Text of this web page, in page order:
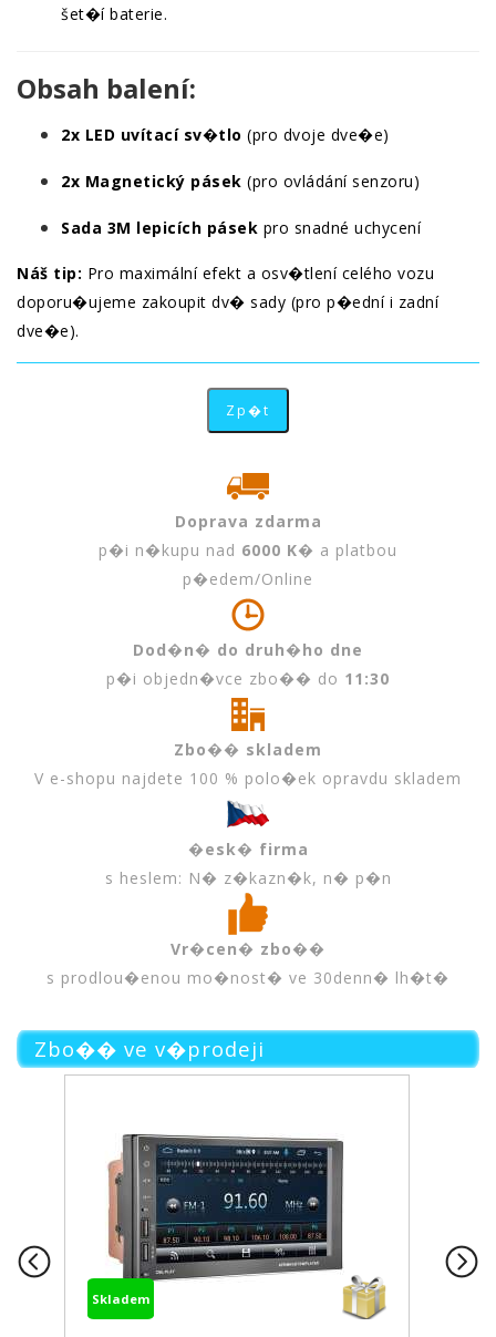
šet�í baterie.
Obsah balení:
2x LED uvítací sv�tlo (pro dvoje dve�e)
2x Magnetický pásek (pro ovládání senzoru)
Sada 3M lepicích pásek pro snadné uchycení
Náš tip: Pro maximální efekt a osv�tlení celého vozu
doporu�ujeme zakoupit dv� sady (pro p�ední i zadní
dve�e).
Doprava zdarma
p�i n�kupu nad 6000 K� a platbou
p�edem/Online
Dod�n� do druh�ho dne
p�i objedn�vce zbo�� do 11:30
Zbo�� skladem
V e-shopu najdete 100 % polo�ek opravdu skladem
�esk� firma
s heslem: N� z�kazn�k, n� p�n
Vr�cen� zbo��
s prodlou�enou mo�nost� ve 30denn� lh�t�
Zbo�� ve v�prodeji
Skladem